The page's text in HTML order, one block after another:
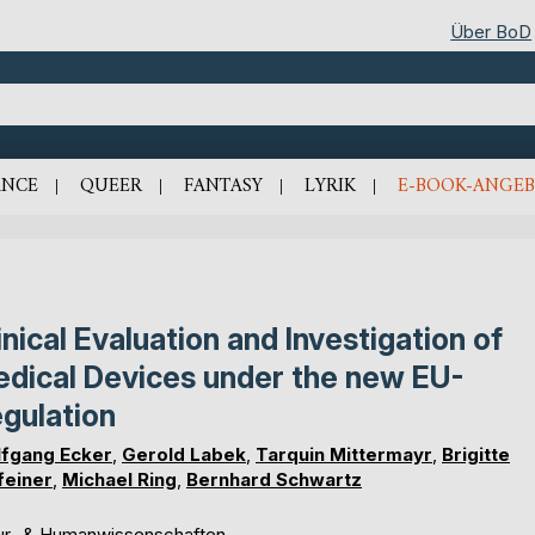
Über BoD
QUEER FANTASY LYRIK E-BOOK-
Evaluation and Investigation of
Devices under the new EU-
Ecker Gerold Labek Tarquin Mittermayr Brigitte
Michael Ring Bernhard Schwartz